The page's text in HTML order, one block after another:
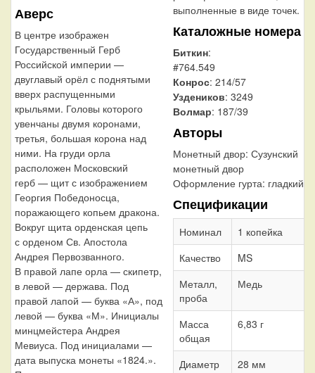
Аверс
В центре изображен
Государственный Герб
Российской империи —
двуглавый орёл с поднятыми
вверх распущенными
крыльями. Головы которого
увенчаны двумя коронами,
третья, большая корона над
ними. На груди орла
расположен Московский
герб — щит с изображением
Георгия Победоносца,
поражающего копьем дракона.
Вокруг щита орденская цепь
с орденом Св. Апостола
Андрея Первозванного.
В правой лапе орла — скипетр,
в левой — держава. Под
правой лапой — буква «А», под
левой — буква «М». Инициалы
минцмейстера Андрея
Мевиуса. Под инициалами —
дата выпуска монеты «1824.».
выполненные в виде точек.
Каталожные номера
Биткин:
#764.549
Конрос: 214/57
Уздеников: 3249
Волмар: 187/39
Авторы
Монетный двор: Сузунский
монетный двор
Оформление гурта: гладкий
Спецификации
Номинал
1 копейка
Качество
MS
Металл,
проба
Медь
Масса
общая
6,83 г
Диаметр 28 мм